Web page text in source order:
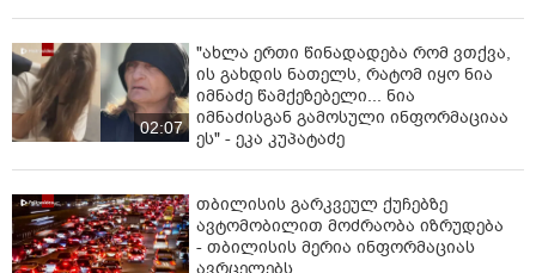
02:07
"ახლა ერთი წინადადება რომ ვთქვა,
ის გახდის ნათელს, რატომ იყო ნია
იმნაძე წამქეზებელი... ნია
იმნაძისგან გამოსული ინფორმაციაა
ეს" - ეკა კუპატაძე
თბილისის გარკვეულ ქუჩებზე
ავტომობილით მოძრაობა იზრუდება
- თბილისის მერია ინფორმაციას